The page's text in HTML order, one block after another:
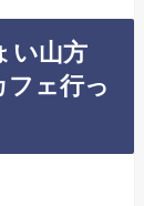
い山方
フェ行っ